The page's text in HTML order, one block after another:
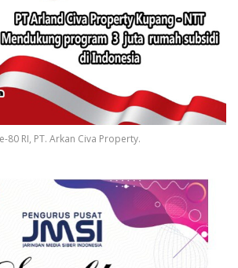
80 RI, PT. Arkan Civa Property.